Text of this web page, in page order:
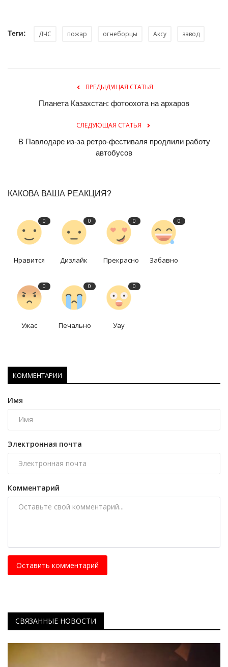
Теги: ДЧС пожар огнеборцы Аксу завод
ПРЕДЫДУЩАЯ СТАТЬЯ
Планета Казахстан: фотоохота на архаров
СЛЕДУЮЩАЯ СТАТЬЯ
В Павлодаре из-за ретро-фестиваля продлили работу
автобусов
КАКОВА ВАША РЕАКЦИЯ?
0
Нравится
0
Дизлайк
0
Прекрасно
0
Забавно
0
Ужас
0
Печально
0
Уау
КОММЕНТАРИИ
Имя
Электронная почта
Комментарий
Оставить комментарий
СВЯЗАННЫЕ НОВОСТИ